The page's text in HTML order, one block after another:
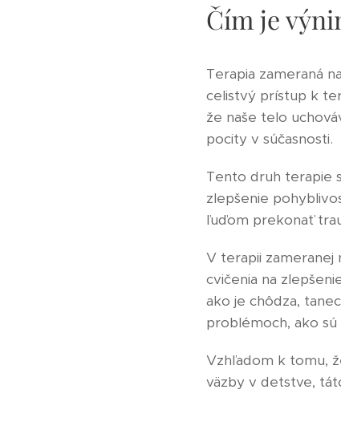
Čím je
Terapia zameraná
celistvý prístup k
že naše telo
pocity v súčasnosti.
Tento druh terapie
zlepšenie
ľuďom prekonať
V terapii zameranej
cvičenia na
ako je chôdza,
problémoch, ako
Vzhľadom k tomu,
väzby v detstve,